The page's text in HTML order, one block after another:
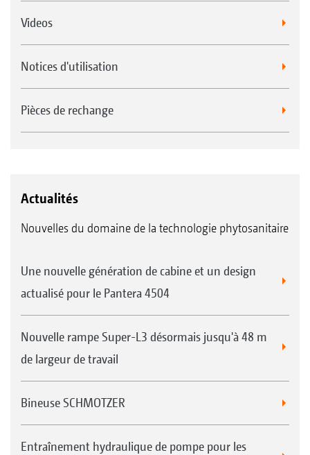
Videos
Notices d'utilisation
Pièces de rechange
Actualités
Nouvelles du domaine de la technologie phytosanitaire
Une nouvelle génération de cabine et un design
actualisé pour le Pantera 4504
Nouvelle rampe Super-L3 désormais jusqu'à 48 m
de largeur de travail
Bineuse SCHMOTZER
Entraînement hydraulique de pompe pour les